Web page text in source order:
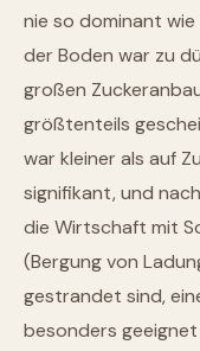
nie so dominant wie
der Boden war zu
großen
größtenteils
war kleiner als auf
signifikant, und
die Wirtschaft mit
(Bergung von
gestrandet sind,
besonders